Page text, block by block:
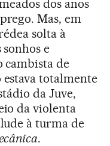
dos anos
Mas, em
solta à
e
cambista de
totalmente
da Juve,
da violenta
à turma de
.